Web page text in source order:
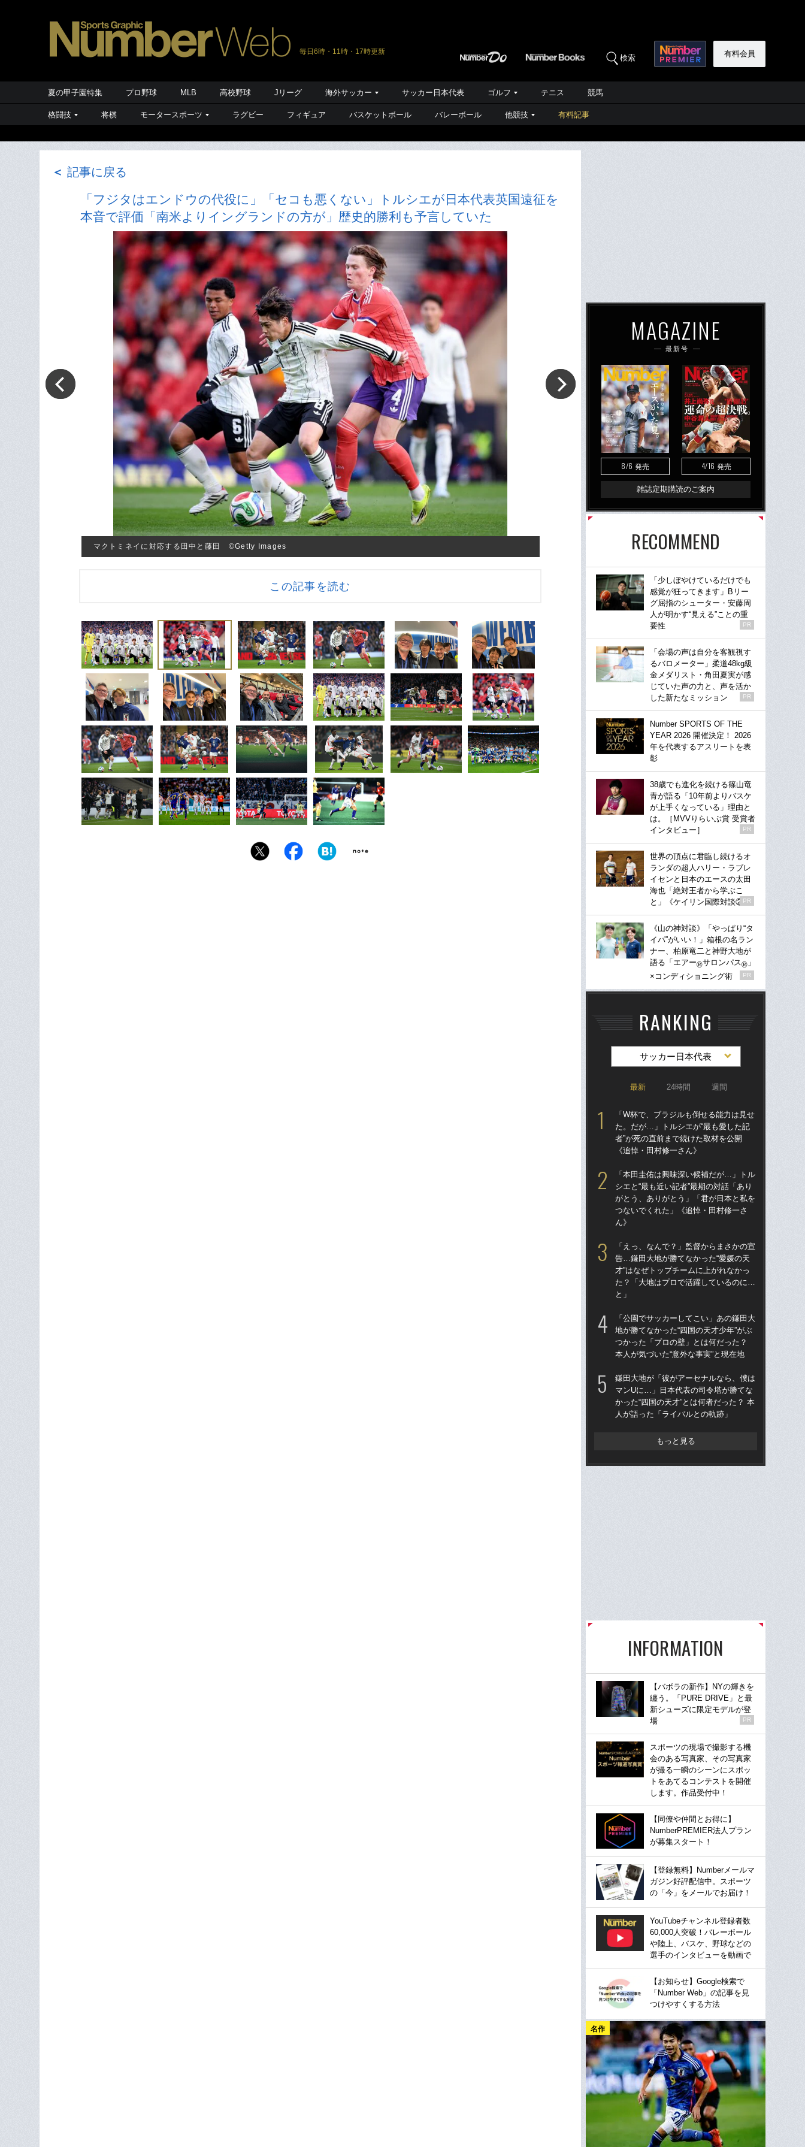
毎日6時・11時・17時更新
検索 有料会員
夏の甲子園特集 プロ野球 MLB 高校野球 Jリーグ 海外サッカー サッカー日本代表 ゴルフ テニス 競馬
格闘技 将棋 モータースポーツ ラグビー フィギュア バスケットボール バレーボール 他競技 有料記事
＜ 記事に戻る
「フジタはエンドウの代役に」「セコも悪くない」トルシエが日本代表英国遠征を
本音で評価「南米よりイングランドの方が」歴史的勝利も予言していた
マクトミネイに対応する田中と藤田 ©Getty Images
この記事を読む
MAGAZINE
最新号
8/6 発売 4/16 発売
雑誌定期購読のご案内
RECOMMEND
「少しぼやけているだけでも
感覚が狂ってきます」Bリー
グ屈指のシューター・安藤周
人が明かす“見える”ことの重
要性
PR
「会場の声は自分を客観視す
るバロメーター」柔道48kg級
金メダリスト・角田夏実が感
じていた声の力と、声を活か
した新たなミッション
PR
Number SPORTS OF THE
YEAR 2026 開催決定！ 2026
年を代表するアスリートを表
彰
38歳でも進化を続ける篠山竜
青が語る「10年前よりバスケ
が上手くなっている」理由と
は。［MVVりらいぶ賞 受賞者
インタビュー］
PR
世界の頂点に君臨し続けるオ
ランダの超人ハリー・ラブレ
イセンと日本のエースの太田
海也「絶対王者から学ぶこ
と」《ケイリン国際対談②》
PR
《山の神対談》「やっぱり“タ
イパ”がいい！」箱根の名ラン
ナー、柏原竜二と神野大地が
語る「エアー®サロンパス® 」
×コンディショニング術
PR
RANKING
サッカー日本代表
最新 24時間 週間
「W杯で、ブラジルも倒せる能力は見せ
た。だが…」トルシエが“最も愛した記
者”が死の直前まで続けた取材を公開
《追悼・田村修一さん》
「本田圭佑は興味深い候補だが…」トル
シエと“最も近い記者”最期の対話「あり
がとう、ありがとう」「君が日本と私を
つないでくれた」《追悼・田村修一さ
ん》
「えっ、なんで？」監督からまさかの宣
告…鎌田大地が勝てなかった“愛媛の天
才”はなぜトップチームに上がれなかっ
た？「大地はプロで活躍しているのに…
と」
「公園でサッカーしてこい」あの鎌田大
地が勝てなかった“四国の天才少年”がぶ
つかった「プロの壁」とは何だった？
本人が気づいた“意外な事実”と現在地
鎌田大地が「彼がアーセナルなら、僕は
マンUに…」日本代表の司令塔が勝てな
かった“四国の天才”とは何者だった？ 本
人が語った「ライバルとの軌跡」
もっと見る
INFORMATION
【バボラの新作】NYの輝きを
纏う。「PURE DRIVE」と最
新シューズに限定モデルが登
場
PR
スポーツの現場で撮影する機
会のある写真家、その写真家
が撮る一瞬のシーンにスポッ
トをあてるコンテストを開催
します。作品受付中！
【同僚や仲間とお得に】
NumberPREMIER法人プラン
が募集スタート！
【登録無料】Numberメールマ
ガジン好評配信中。スポーツ
の「今」をメールでお届け！
YouTubeチャンネル登録者数
60,000人突破！バレーボール
や陸上、バスケ、野球などの
選手のインタビューを動画で
【お知らせ】Google検索で
「Number Web」の記事を見
つけやすくする方法
名作